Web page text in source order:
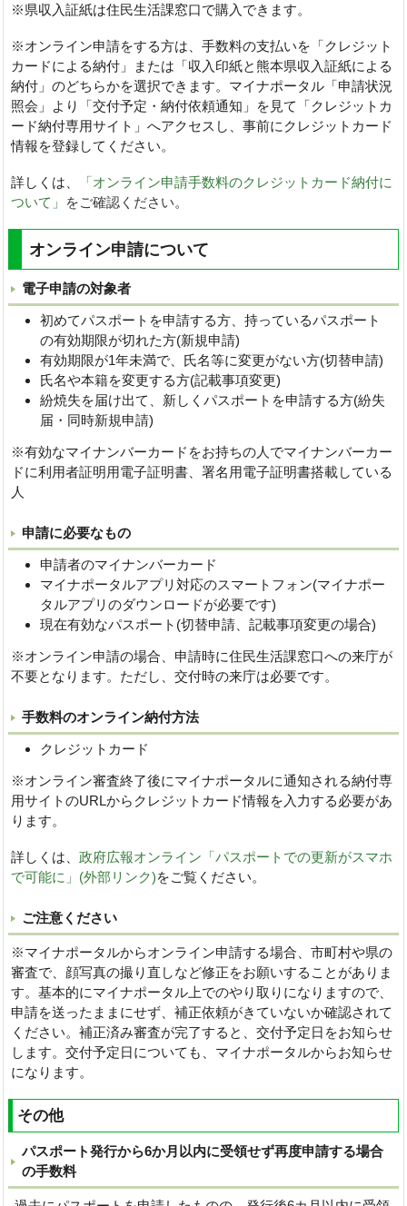
※県収入証紙は住民生活課窓口で購入できます。
※オンライン申請をする方は、手数料の支払いを「クレジット
カードによる納付」または「収入印紙と熊本県収入証紙による
納付」のどちらかを選択できます。マイナポータル「申請状況
照会」より「交付予定・納付依頼通知」を見て「クレジットカ
ード納付専用サイト」へアクセスし、事前にクレジットカード
情報を登録してください。
詳しくは、
「オンライン申請手数料のクレジットカード納付に
ついて」
をご確認ください。
オンライン申請について
電子申請の対象者
初めてパスポートを申請する方、持っているパスポート
の有効期限が切れた方(新規申請)
有効期限が1年未満で、氏名等に変更がない方(切替申請)
氏名や本籍を変更する方(記載事項変更)
紛焼失を届け出て、新しくパスポートを申請する方(紛失
届・同時新規申請)
※有効なマイナンバーカードをお持ちの人でマイナンバーカー
ドに利用者証明用電子証明書、署名用電子証明書搭載している
人
申請に必要なもの
申請者のマイナンバーカード
マイナポータルアプリ対応のスマートフォン(マイナポー
タルアプリのダウンロードが必要です)
現在有効なパスポート(切替申請、記載事項変更の場合)
※オンライン申請の場合、申請時に住民生活課窓口への来庁が
不要となります。ただし、交付時の来庁は必要です。
手数料のオンライン納付方法
クレジットカード
※オンライン審査終了後にマイナポータルに通知される納付専
用サイトのURLからクレジットカード情報を入力する必要があ
ります。
詳しくは、 政府広報オンライン「パスポートでの更新がスマホ
で可能に」(外部リンク)をご覧ください。
ご注意ください
※マイナポータルからオンライン申請する場合、市町村や県の
審査で、顔写真の撮り直しなど修正をお願いすることがありま
す。基本的にマイナポータル上でのやり取りになりますので、
申請を送ったままにせず、補正依頼がきていないか確認されて
ください。補正済み審査が完了すると、交付予定日をお知らせ
します。交付予定日についても、マイナポータルからお知らせ
になります。
その他
パスポート発行から6か月以内に受領せず再度申請する場合
の手数料